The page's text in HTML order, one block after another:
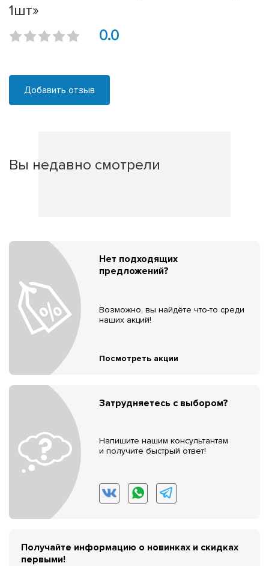
1шт»
0.0
Добавить отзыв
Вы недавно смотрели
Нет подходящих
предложений?
Возможно, вы найдёте что-то среди
наших акций!
Посмотреть акции
Затрудняетесь с выбором?
Напишите нашим консультантам
и получите быстрый ответ!
Получайте информацию о новинках и скидках
первыми!